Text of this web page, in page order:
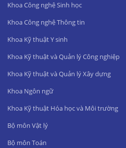
Khoa Công nghệ Sinh học
Khoa Công nghệ Thông tin
Khoa Kỹ thuật Y sinh
Khoa Kỹ thuật và Quản lý Công nghiệp
Khoa Kỹ thuật và Quản lý Xây dựng
Khoa Ngôn ngữ
Khoa Kỹ thuật Hóa học và Môi trường
Bộ môn Vật lý
Bộ môn Toán